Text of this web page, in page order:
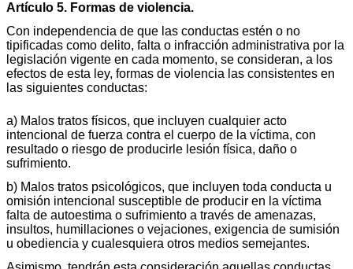
Artículo 5. Formas de violencia.
Con independencia de que las conductas estén o no
tipificadas como delito, falta o infracción administrativa por la
legislación vigente en cada momento, se consideran, a los
efectos de esta ley, formas de violencia las consistentes en
las siguientes conductas:
a) Malos tratos físicos, que incluyen cualquier acto
intencional de fuerza contra el cuerpo de la víctima, con
resultado o riesgo de producirle lesión física, daño o
sufrimiento.
b) Malos tratos psicológicos, que incluyen toda conducta u
omisión intencional susceptible de producir en la víctima
falta de autoestima o sufrimiento a través de amenazas,
insultos, humillaciones o vejaciones, exigencia de sumisión
u obediencia y cualesquiera otros medios semejantes.